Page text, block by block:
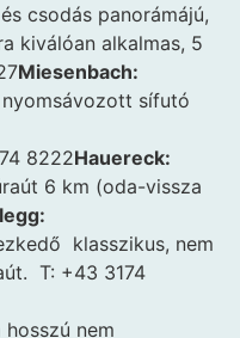
csodás panorámájú,
kiválóan alkalmas, 5
Miesenbach:
sífutó
8222Hauereck:
6 km (oda-vissza
klasszikus, nem
T: +43 3174
nem